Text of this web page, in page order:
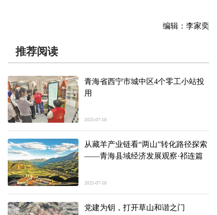
编辑：李家奕
推荐阅读
青海省西宁市城中区4个零工小站投
用
2025-07-18
从藏羊产业链看“两山”转化路径探索
——青海县域经济发展观察·祁连篇
2025-07-18
党建为钥，打开草山和谐之门